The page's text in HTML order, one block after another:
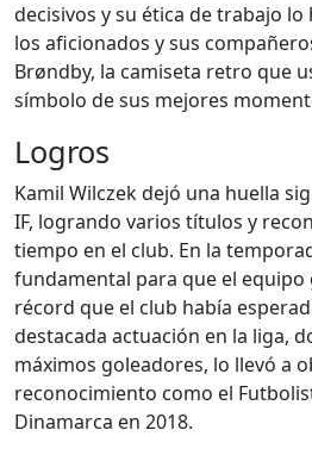
decisivos y su ética de trabajo
los aficionados y sus
Brøndby, la camiseta retro que
símbolo de sus mejores
Logros
Kamil Wilczek dejó una huella
IF, logrando varios títulos y
tiempo en el club. En la
fundamental para que el equipo
récord que el club había
destacada actuación en la liga,
máximos goleadores, lo llevó a
reconocimiento como el
Dinamarca en 2018.